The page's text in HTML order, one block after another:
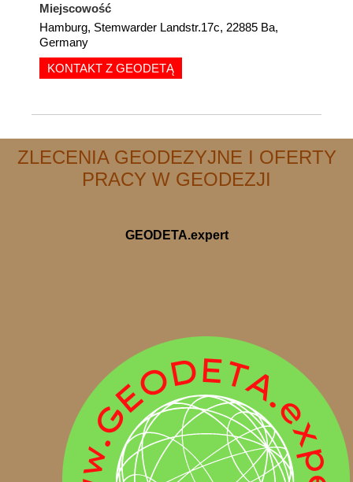
Miejscowość
Hamburg, Stemwarder Landstr.17c, 22885 Ba,
Germany
KONTAKT Z GEODETĄ
ZLECENIA GEODEZYJNE I OFERTY
PRACY W GEODEZJI
GEODETA.expert